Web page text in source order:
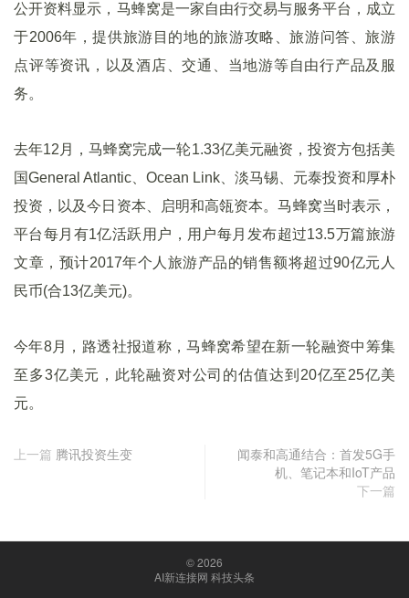
公开资料显示，马蜂窝是一家自由行交易与服务平台，成立
于2006年，提供旅游目的地的旅游攻略、旅游问答、旅游
点评等资讯，以及酒店、交通、当地游等自由行产品及服
务。
去年12月，马蜂窝完成一轮1.33亿美元融资，投资方包括美
国General Atlantic、Ocean Link、淡马锡、元泰投资和厚朴
投资，以及今日资本、启明和高瓴资本。马蜂窝当时表示，
平台每月有1亿活跃用户，用户每月发布超过13.5万篇旅游
文章，预计2017年个人旅游产品的销售额将超过90亿元人
民币(合13亿美元)。
今年8月，路透社报道称，马蜂窝希望在新一轮融资中筹集
至多3亿美元，此轮融资对公司的估值达到20亿至25亿美
元。
上一篇 腾讯投资生变
闻泰和高通结合：首发5G手
机、笔记本和IoT产品
下一篇
© 2026
AI新连接网 科技头条